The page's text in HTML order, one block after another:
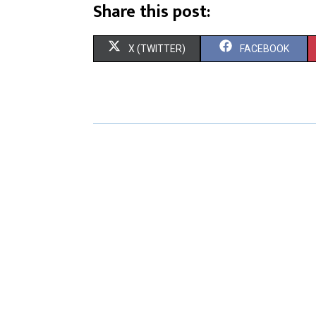
Share this post:
X (TWITTER) FACEBOOK